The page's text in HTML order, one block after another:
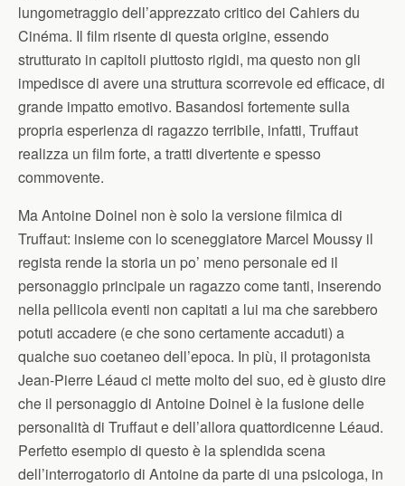
lungometraggio dell’apprezzato critico dei Cahiers du
Cinéma. Il film risente di questa origine, essendo
strutturato in capitoli piuttosto rigidi, ma questo non gli
impedisce di avere una struttura scorrevole ed efficace, di
grande impatto emotivo. Basandosi fortemente sulla
propria esperienza di ragazzo terribile, infatti, Truffaut
realizza un film forte, a tratti divertente e spesso
commovente.
Ma Antoine Doinel non è solo la versione filmica di
Truffaut: insieme con lo sceneggiatore Marcel Moussy il
regista rende la storia un po’ meno personale ed il
personaggio principale un ragazzo come tanti, inserendo
nella pellicola eventi non capitati a lui ma che sarebbero
potuti accadere (e che sono certamente accaduti) a
qualche suo coetaneo dell’epoca. In più, il protagonista
Jean-Pierre Léaud ci mette molto del suo, ed è giusto dire
che il personaggio di Antoine Doinel è la fusione delle
personalità di Truffaut e dell’allora quattordicenne Léaud.
Perfetto esempio di questo è la splendida scena
dell’interrogatorio di Antoine da parte di una psicologa, in